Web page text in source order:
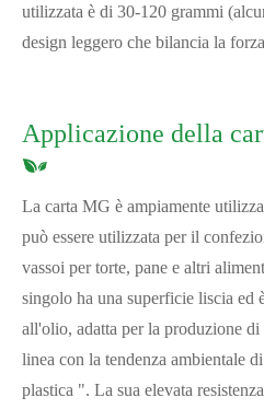
utilizzata è di 30-120 grammi
design leggero che bilancia la
Applicazione della
La carta MG è ampiamente
può essere utilizzata per il
vassoi per torte, pane e altri
singolo ha una superficie liscia ed
all'olio, adatta per la produzione di
linea con la tendenza ambientale
plastica ". La sua elevata